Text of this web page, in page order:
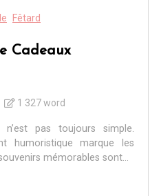
Fêtard
Cadeaux
1 327 word
pas toujours simple.
humoristique marque les
mémorables sont...